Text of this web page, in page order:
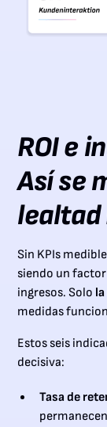
ROI e
Así se
lealtad
Sin KPIs
siendo un
ingresos. Solo
medidas
Estos seis
decisiva:
Tasa de